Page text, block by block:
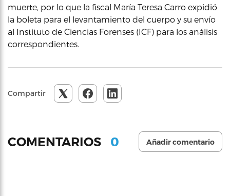
muerte, por lo que la fiscal María Teresa Carro expidió
la boleta para el levantamiento del cuerpo y su envío
al Instituto de Ciencias Forenses (ICF) para los análisis
correspondientes.
Compartir
COMENTARIOS 0 Añadir comentario